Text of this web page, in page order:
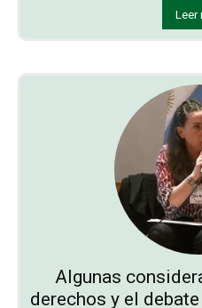
Leer
Algunas
derechos y el